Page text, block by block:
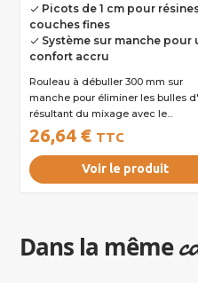
done Picots de 1 cm pour
couches fines
done Système sur manche pour
confort accru
Rouleau à débuller 300 mm sur
manche pour éliminer les bulles
résultant du mixage avec le...
26,64 € TTC
Voir le produit
Dans la même